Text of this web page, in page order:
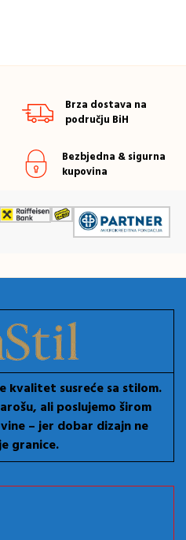
Brza dostava na
području BiH
Bezbjedna & sigurna
kupovina
kvalitet susreće sa stilom.
ali poslujemo širom
– jer dobar dizajn ne
granice.